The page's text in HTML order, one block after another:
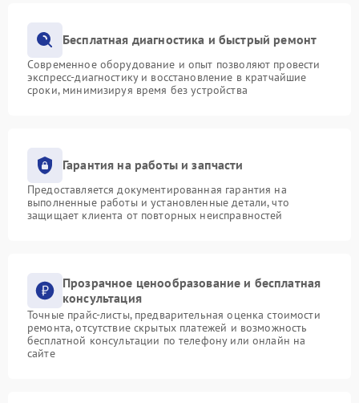
Бесплатная диагностика и быстрый ремонт
Современное оборудование и опыт позволяют провести
экспресс-диагностику и восстановление в кратчайшие
сроки, минимизируя время без устройства
Гарантия на работы и запчасти
Предоставляется документированная гарантия на
выполненные работы и установленные детали, что
защищает клиента от повторных неисправностей
Прозрачное ценообразование и бесплатная
консультация
Точные прайс-листы, предварительная оценка стоимости
ремонта, отсутствие скрытых платежей и возможность
бесплатной консультации по телефону или онлайн на
сайте